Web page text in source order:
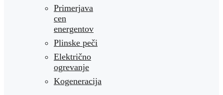
Primerjava
cen
energentov
Plinske peči
Električno
ogrevanje
Kogeneracija